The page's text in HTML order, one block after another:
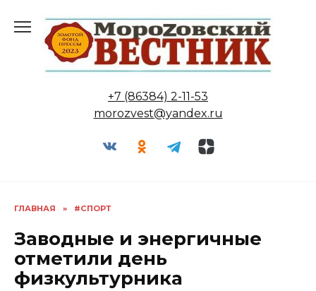
содержанию
+7 (86384) 2-11-53
morozvest@yandex.ru
ГЛАВНАЯ » #СПОРТ
Заводные и энергичные
отметили день
физкультурника